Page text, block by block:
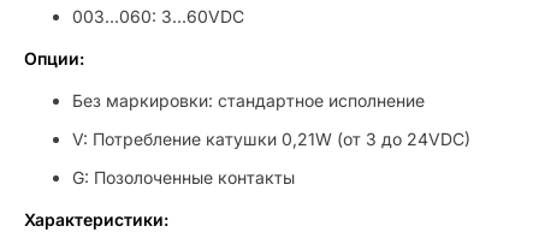
003...060: 3...60VDC
Опции:
Без маркировки: стандартное исполнение
V: Потребление катушки 0,21W (от 3 до 24VDC)
G: Позолоченные контакты
Характеристики: